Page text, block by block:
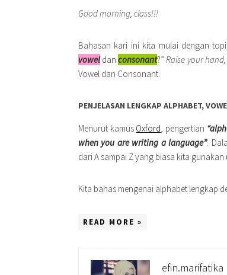
Good morning, class!!!
Bahasan kari ini kita mulai dengan
voweldan consonant?” Raise your
Vowel dan Consonant.
PENJELASAN LENGKAP ALPHABET,
Menurut kamus Oxford, pengertian
when you are writing a language”.
dari A sampai Z yang biasa kita
Kita bahas mengenai alphabet lengkap
READ MORE »
efin.marifatika